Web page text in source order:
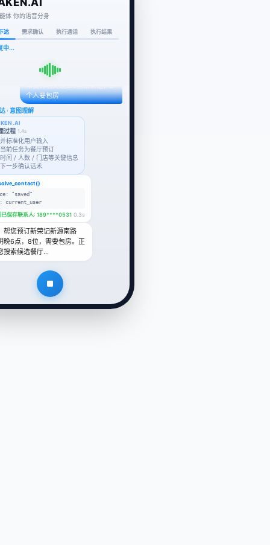
体 你的语音分身
达 需求确认 执行通话 执行结果
索中...
1.4s
标准化用户输入
前任务为餐厅预订
间 / 人数 / 门店等关键信息
一步确认话术
"saved"
current_user
帮您预订新荣记新源南路
晚6点，8位，需要包房。正
搜索候选餐厅…
· 候选选择
过程